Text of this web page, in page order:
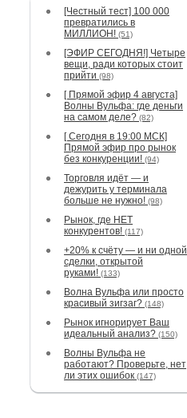
[Честный тест] 100 000
превратились в
МИЛЛИОН! (51)
[ЭФИР СЕГОДНЯ!] Четыре
вещи, ради которых стоит
прийти (98)
[ Прямой эфир 4 августа]
Волны Вульфа: где деньги
на самом деле? (82)
[ Сегодня в 19:00 МСК]
Прямой эфир про рынок
без конкуренции! (94)
Торговля идёт — и
дежурить у терминала
больше не нужно! (98)
Рынок, где НЕТ
конкурентов! (117)
+20% к счёту — и ни одной
сделки, открытой
руками! (133)
Волна Вульфа или просто
красивый зигзаг? (148)
Рынок игнорирует Ваш
идеальный анализ? (150)
Волны Вульфа не
работают? Проверьте, нет
ли этих ошибок (147)